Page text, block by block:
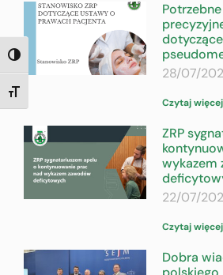
TOGGLE HIGH CONTRAST
TOGGLE FONT SIZE
28/07/
Czytaj więcej
ZRP
wykazem
22/07/
Czytaj więcej
Dobra